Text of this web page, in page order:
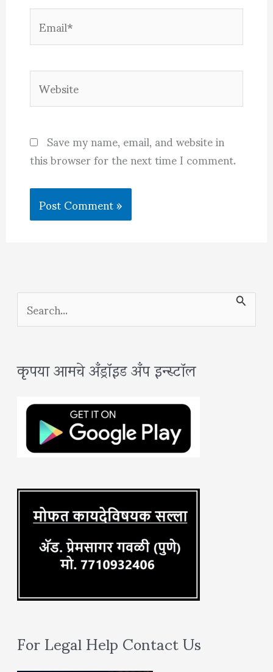
Email*
Website
Save my name, email, and website in
this browser for the next time I comment.
S
e
r
:
कृपया आमचे अँड्रॉइड अँप इन्स्टॉल
For Legal Help Contact Us